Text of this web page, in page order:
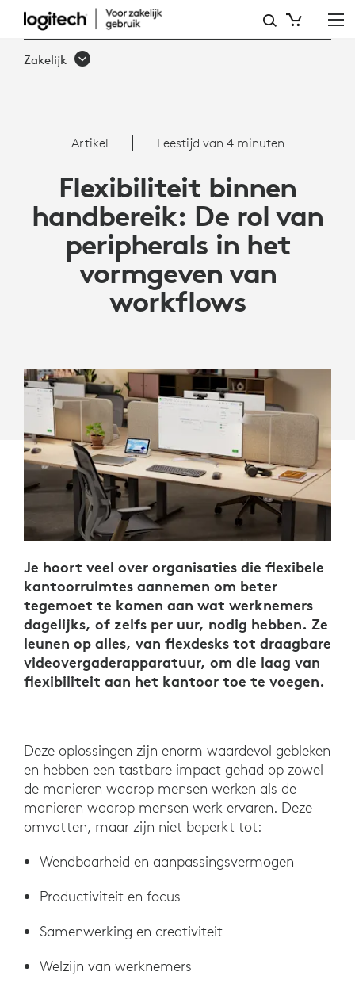
HOE
PERIPHERALS
WORKFLOWS
BRENGEN
Zakelijk
Artikel Leestijd van 4 minuten
Flexibiliteit binnen
handbereik: De rol van
peripherals in het
vormgeven van
workflows
Je hoort veel over organisaties die flexibele
kantoorruimtes aannemen om beter
tegemoet te komen aan wat werknemers
dagelijks, of zelfs per uur, nodig hebben. Ze
leunen op alles, van flexdesks tot draagbare
videovergaderapparatuur, om die laag van
flexibiliteit aan het kantoor toe te voegen.
Deze oplossingen zijn enorm waardevol gebleken
en hebben een tastbare impact gehad op zowel
de manieren waarop mensen werken als de
manieren waarop mensen werk ervaren. Deze
omvatten, maar zijn niet beperkt tot:
Wendbaarheid en aanpassingsvermogen
Productiviteit en focus
Samenwerking en creativiteit
Welzijn van werknemers